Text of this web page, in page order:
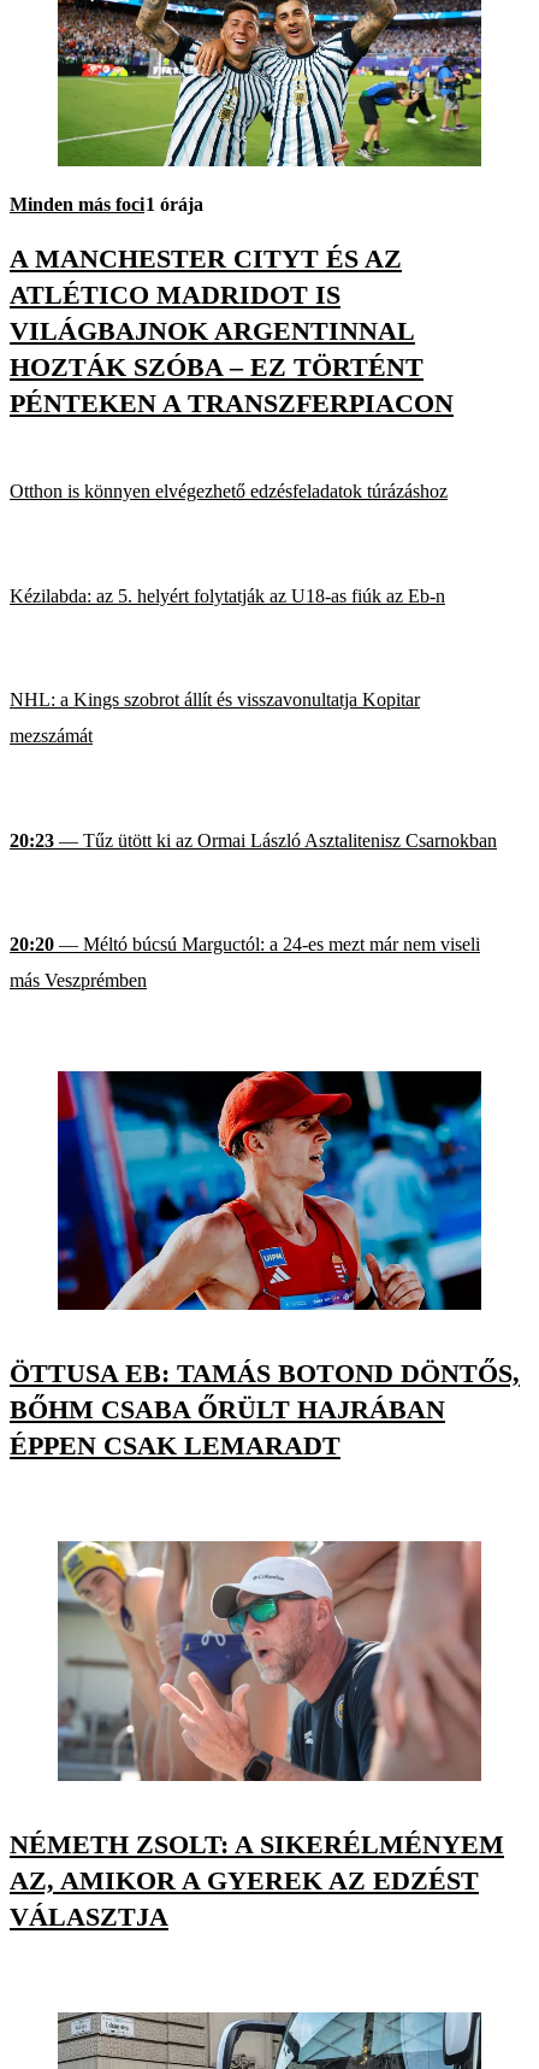
Minden más foci1 órája
A MANCHESTER CITYT ÉS AZ
ATLÉTICO MADRIDOT IS
VILÁGBAJNOK ARGENTINNAL
HOZTÁK SZÓBA – EZ TÖRTÉNT
PÉNTEKEN A TRANSZFERPIACON
Otthon is könnyen elvégezhető edzésfeladatok túrázáshoz
Kézilabda: az 5. helyért folytatják az U18-as fiúk az Eb-n
NHL: a Kings szobrot állít és visszavonultatja Kopitar
mezszámát
20:23 — Tűz ütött ki az Ormai László Asztalitenisz Csarnokban
20:20 — Méltó búcsú Marguctól: a 24-es mezt már nem viseli
más Veszprémben
ÖTTUSA EB: TAMÁS BOTOND DÖNTŐS,
BŐHM CSABA ŐRÜLT HAJRÁBAN
ÉPPEN CSAK LEMARADT
NÉMETH ZSOLT: A SIKERÉLMÉNYEM
AZ, AMIKOR A GYEREK AZ EDZÉST
VÁLASZTJA